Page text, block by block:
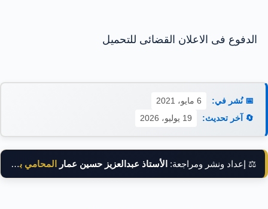
الدفوع فى الاعلان القضائى للتحميل
📅 نُشر في:
6 مايو، 2021
🔄 آخر تحديث:
19 يوليو، 2026
⚖️ إعداد ونشر ومراجعة: الأستاذ عبدالعزيز حسين عمار المحامي بالنقض